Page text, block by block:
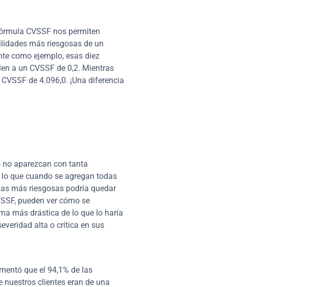
CVSSF nos permiten
más riesgosas de un
como ejemplo, esas diez
a un CVSSF de 0,2. Mientras
de 4.096,0. ¡Una diferencia
aparezcan con tanta
que cuando se agregan todas
más riesgosas podría quedar
pueden ver cómo se
más drástica de lo que lo haría
alta o crítica en sus
que el 94,1% de las
clientes eran de una